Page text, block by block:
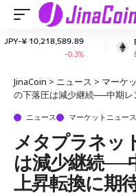
Ethereum
ETH
JPY-¥
JinaCoin > ニュース > マーケ
の下落圧は減少継続──中期
ニュース マーケットニュース
メタプラネッ
は減少継続──
上昇転換に期